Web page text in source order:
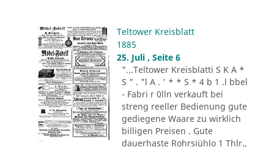
Teltower Kreisblatt
1885
25. Juli , Seite 6
"...Teltower Kreisblatti S K A *
S " . "l A . ' * * S * 4 b 1 .l bbel
- Fabri r 0lln verkauft bei
streng reeller Bedienung gute
gediegene Waare zu wirklich
billigen Preisen . Gute
dauerhaste Rohrsiühlo 1 Thlr.,